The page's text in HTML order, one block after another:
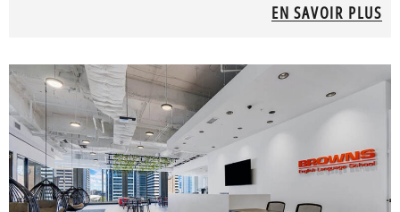
EN SAVOIR PLUS